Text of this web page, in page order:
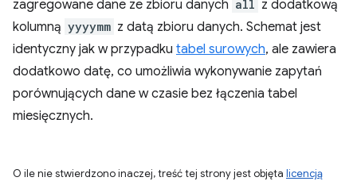
zagregowane dane ze zbioru danych all z dodatkową
kolumną yyyymm z datą zbioru danych. Schemat jest
identyczny jak w przypadku tabel surowych, ale zawiera
dodatkowo datę, co umożliwia wykonywanie zapytań
porównujących dane w czasie bez łączenia tabel
miesięcznych.
O ile nie stwierdzono inaczej, treść tej strony jest objęta licencją